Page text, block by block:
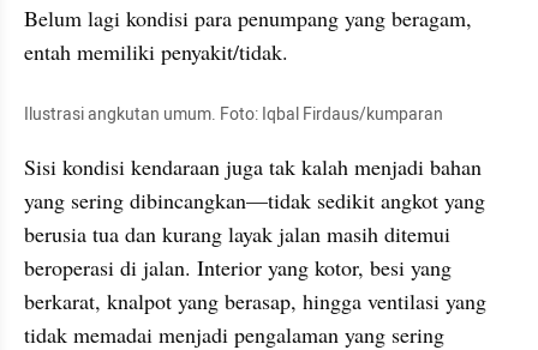
Belum lagi kondisi para penumpang yang beragam,
entah memiliki penyakit/tidak.
Ilustrasi angkutan umum. Foto: Iqbal Firdaus/kumparan
Sisi kondisi kendaraan juga tak kalah menjadi bahan
yang sering dibincangkan—tidak sedikit angkot yang
berusia tua dan kurang layak jalan masih ditemui
beroperasi di jalan. Interior yang kotor, besi yang
berkarat, knalpot yang berasap, hingga ventilasi yang
tidak memadai menjadi pengalaman yang sering